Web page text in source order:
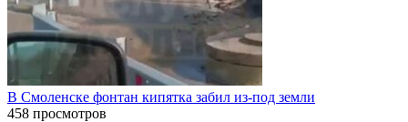
В Смоленске фонтан кипятка забил из-под земли
458 просмотров